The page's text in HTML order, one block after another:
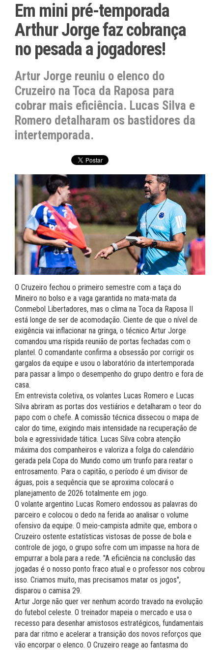
Em mini pré-temporada
Arthur Jorge faz cobrança
no pesada a jogadores!
Artur Jorge reuniu o elenco do
Cruzeiro na Toca da Raposa para
cobrar mais eficiência. Lucas Silva e
Romero detalharam os bastidores da
intertemporada.
O Cruzeiro fechou o primeiro semestre com a taça do
Mineiro no bolso e a vaga garantida no mata-mata da
Conmebol Libertadores, mas o clima na Toca da Raposa II
está longe de ser de acomodação. Ciente de que o nível de
exigência vai inflacionar na gringa, o técnico Artur Jorge
comandou uma ríspida reunião de portas fechadas com o
plantel. O comandante confirma a obsessão por corrigir os
gargalos da equipe e usou o laboratório da intertemporada
para passar a limpo o desempenho do grupo dentro e fora de
casa.
Em entrevista coletiva, os volantes Lucas Romero e Lucas
Silva abriram as portas dos vestiários e detalharam o teor do
papo com o chefe. A comissão técnica dissecou o mapa de
calor do time, exigindo mais intensidade na recuperação de
bola e agressividade tática. Lucas Silva cobra atenção
máxima dos companheiros e valoriza a folga do calendário
gerada pela Copa do Mundo como um trunfo para reatar o
entrosamento. Para o capitão, o período é um divisor de
águas, pois a sequência que se aproxima colocará o
planejamento de 2026 totalmente em jogo.
O volante argentino Lucas Romero endossou as palavras do
parceiro e colocou o dedo na ferida ao analisar o volume
ofensivo da equipe. O meio-campista admite que, embora o
Cruzeiro ostente estatísticas vistosas de posse de bola e
controle de jogo, o grupo sofre com um impasse na hora de
empurrar a bola para a rede. "A eficiência na conclusão das
jogadas é o nosso ponto fraco atual e o professor nos cobrou
isso. Criamos muito, mas precisamos matar os jogos",
disparou o camisa 29.
Artur Jorge não quer ver nenhum acordo travado na evolução
do futebol celeste. O treinador mapeia o mercado e usa o
recesso para desenhar amistosos estratégicos, fundamentais
para dar ritmo e acelerar a transição dos novos reforços que
vão encorpar o elenco. O Cruzeiro reage ao fantasma do